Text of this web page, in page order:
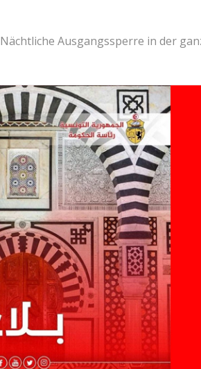
Nächtliche Ausgangssperre in der